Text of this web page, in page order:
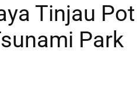
Tinjau Pot
Park